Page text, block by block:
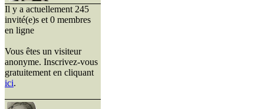
Il y a actuellement 245
invité(e)s et 0 membres
en ligne
Vous êtes un visiteur
anonyme. Inscrivez-vous
gratuitement en cliquant
ici.